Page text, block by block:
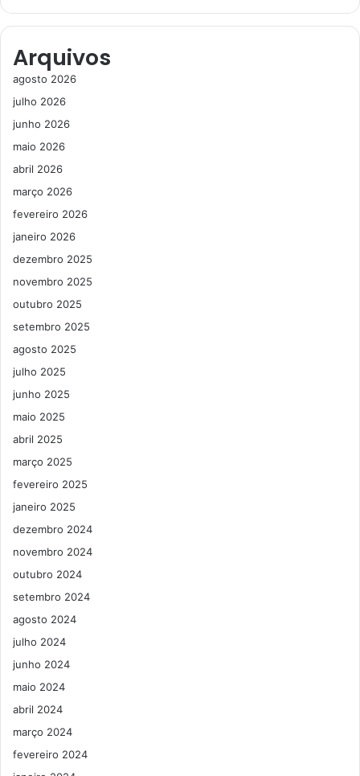
Arquivos
agosto 2026
julho 2026
junho 2026
maio 2026
abril 2026
março 2026
fevereiro 2026
janeiro 2026
dezembro 2025
novembro 2025
outubro 2025
setembro 2025
agosto 2025
julho 2025
junho 2025
maio 2025
abril 2025
março 2025
fevereiro 2025
janeiro 2025
dezembro 2024
novembro 2024
outubro 2024
setembro 2024
agosto 2024
julho 2024
junho 2024
maio 2024
abril 2024
março 2024
fevereiro 2024